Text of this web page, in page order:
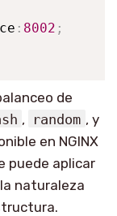
: 8002 ;
de
, random , y
en NGINX
puede aplicar
naturaleza